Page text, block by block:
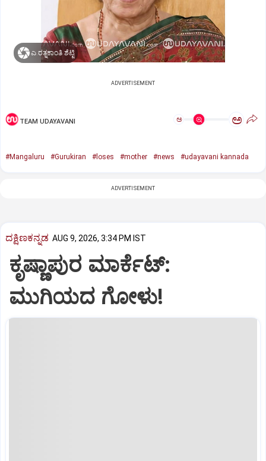
ಎ.ರತ್ನಕಾಂತಿ ಶೆಟ್ಟಿ
ADVERTISEMENT
TEAM UDAYAVANI ಅ ಅ
#Mangaluru #Gurukiran #loses #mother #news #udayavani kannada
ADVERTISEMENT
ದಕ್ಷಿಣಕನ್ನಡ AUG 9, 2026, 3:34 PM IST
ಕೃಷ್ಣಾಪುರ ಮಾರ್ಕೆಟ್‌:
ಮುಗಿಯದ ಗೋಳು!